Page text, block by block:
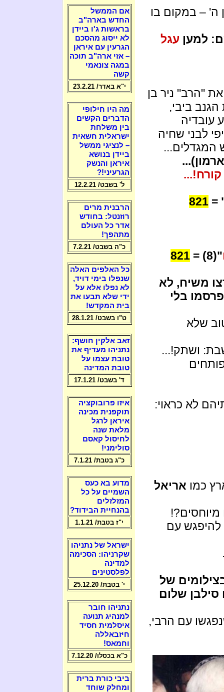
ה' – במקום בו
למען עגל
"הרב" ניר בן
ביבי,
עובדיה
לבני שחיה
המגדלים...
"
821
"(8) =
821
משיח, לא
בלי
שלא
ושתק!...
לא כראוי:
כמו אריאל
עם
של
סילבן שלום
עם הרבי,
אם הממשל
החדש בארה"ב
בראשות ג'ו ביידן
לא ייסוג מהסכם
הגרעין עם איראן
– אזי ארה"ב תוכה
במגה צונאמי
קשה
י"א באדר/ 23.2.21
מה היו חילופי
הדברים הקשים
בין משלחת
ישראלית חשאית
– לנציגי ממשל
ביידן בנושא
איראן והנשק
הגרעיני!?
ל' בשבט/ 12.2.21
הרבנית מרים
רוזנטל: בחודש
אדר כל העולם
מתהפך!
כ"ה בשבט/ 7.2.21
כל האלפים האלה
שנפלו בימי דויד,
לא נפלו אלא על
ידי שלא תבעו את
בית המקדש!
ט"ו בשבט/ 28.1.21
זאב אלקין חושף:
נתניהו מעדיף את
טובת עצמו על
טובת המדינה
ד' בשבט/ 17.1.21
איזו פרובוקציה
תוקפנית מכינה
איראן לרגל
מלאת שנה
לחיסול קאסם
סולימני!
כ"ג בטבת/ 7.1.21
מדוע בא כעס
השמיים על כל
המזלזלים
בהנחיית הבידוד?
י"ז בטבת/ 1.1.21
ישראל של נתניהו
שקרניהו: הסכימה
למדינה
לפלסטינים
י' בטבת/ 25.12.20
נתניהו חובר
למנהיג תנועה
איסלמית חסיד
חיזבאללה
וחמאס!
כ"א בכסלו/ 7.12.20
ביבי כורת ברית
ומחלק שוחד